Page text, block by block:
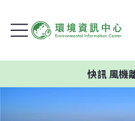
快訊風機離聚